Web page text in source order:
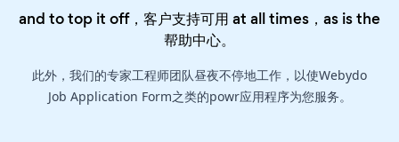
and to top it off，客户支持可用 at all times，as is the
帮助中心。
此外，我们的专家工程师团队昼夜不停地工作，以使Webydo
Job Application Form之类的powr应用程序为您服务。